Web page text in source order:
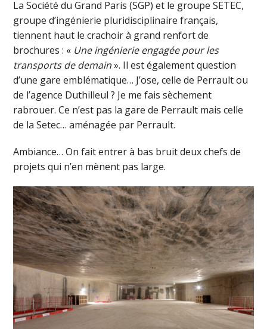
La Société du Grand Paris (SGP) et le groupe SETEC,
groupe d’ingénierie pluridisciplinaire français,
tiennent haut le crachoir à grand renfort de
brochures : « Une ingénierie engagée pour les
transports de demain». Il est également question
d’une gare emblématique… J’ose, celle de Perrault ou
de l’agence Duthilleul ? Je me fais sèchement
rabrouer. Ce n’est pas la gare de Perrault mais celle
de la Setec… aménagée par Perrault.
Ambiance… On fait entrer à bas bruit deux chefs de
projets qui n’en mènent pas large.